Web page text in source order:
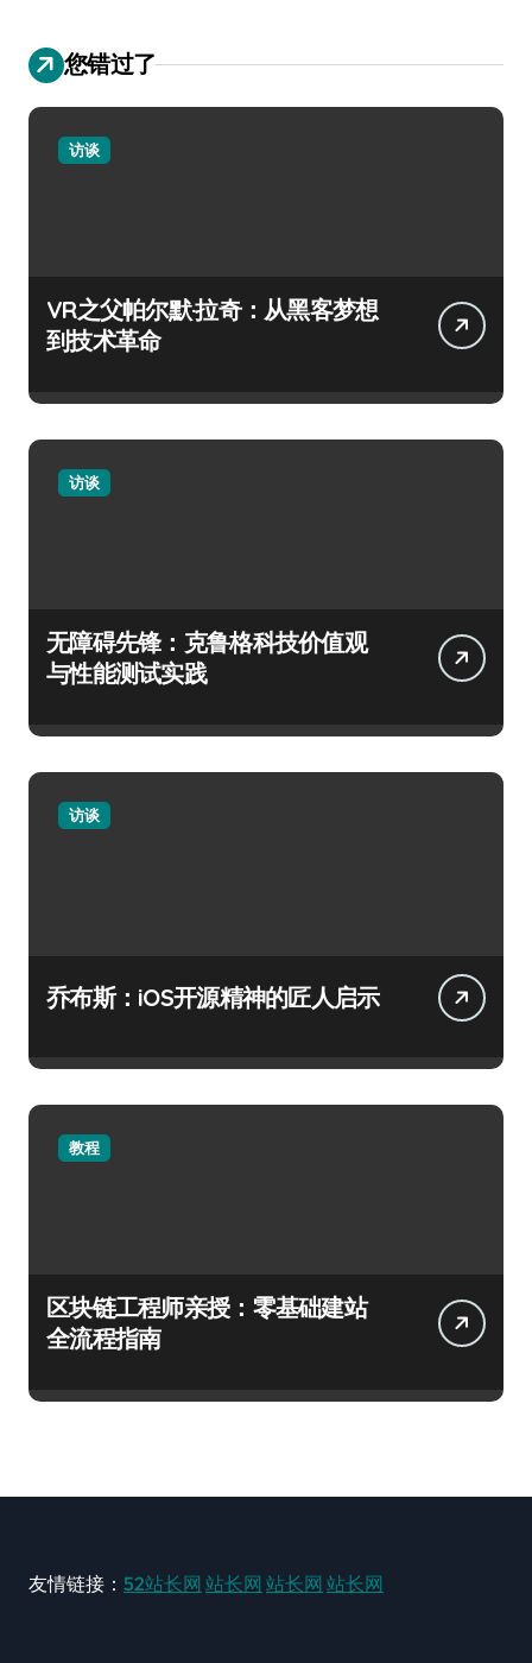
您错过了
访谈
VR之父帕尔默·拉奇：从黑客梦想
到技术革命
访谈
无障碍先锋：克鲁格科技价值观
与性能测试实践
访谈
乔布斯：iOS开源精神的匠人启示
教程
区块链工程师亲授：零基础建站
全流程指南
友情链接： 52站长网 站长网 站长网 站长网